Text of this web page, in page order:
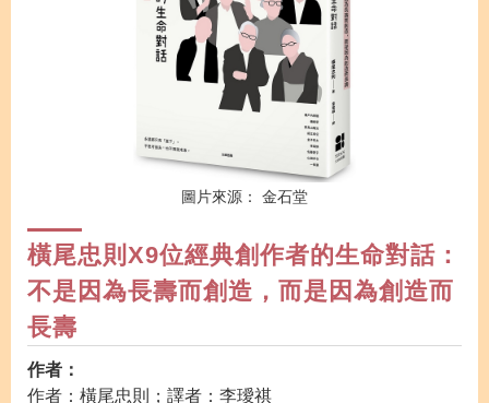
圖片來源： 金石堂
橫尾忠則X9位經典創作者的生命對話：
不是因為長壽而創造，而是因為創造而
長壽
作者：
作者：橫尾忠則；譯者：李璦祺